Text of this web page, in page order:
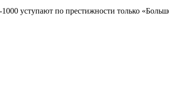
уступают по престижности только